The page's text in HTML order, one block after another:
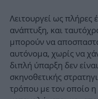
Λειτουργεί ως πλήρες
ανάπτυξη, και
μπορούν να
αυτόνομα, χωρίς να
διπλή ύπαρξη δεν
σκηνοθετικής
τρόπου με τον οποίο η